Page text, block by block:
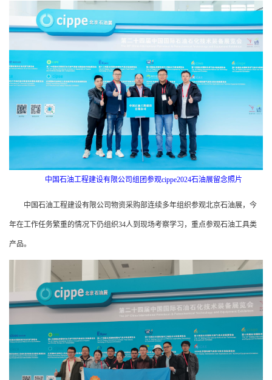
中国石油工程建设有限公司组团参观cippe2024石油展留念照片
中国石油工程建设有限公司物资采购部连续多年组织参观北京石油展，今
年在工作任务繁重的情况下仍组织34人到现场考察学习，重点参观石油工具类
产品。